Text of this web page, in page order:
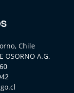
Chile
OSORNO A.G.